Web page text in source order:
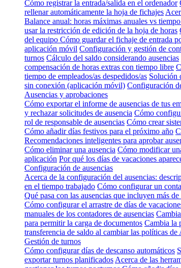
Cómo registrar la entrada/salida en el ordenador
rellenar automáticamente la hoja de fichajes
Balance anual: horas máximas anuales vs
usar la restricción de edición de la hoja de horas
del equipo Cómo guardar el fichaje de entrada
aplicación móvil Configuración y gestión de
turnos Cálculo del saldo considerando ausencias
compensación de horas extras con tiempo libre
tiempo de empleados/as despedidos/as Solución
sin conexión (aplicación móvil) Configuración
Ausencias y aprobaciones
Cómo exportar el informe de ausencias de tus
y rechazar solicitudes de ausencia Cómo
rol de responsable de ausencias Cómo crear
Cómo añadir días festivos para el próximo año
Recomendaciones inteligentes para aprobar
Cómo eliminar una ausencia Cómo modificar
aplicación Por qué los días de vacaciones
Configuración de ausencias
Acerca de la configuración del ausencias:
en el tiempo trabajado Cómo configurar un
Qué pasa con las ausencias que incluyen más
Cómo configurar el arrastre de días de
manuales de los contadores de ausencias
para permitir la carga de documentos Cambia la
transferencia de saldo al cambiar las políticas de
Gestión de turnos
Cómo configurar días de descanso automáticos
exportar turnos planificados Acerca de las